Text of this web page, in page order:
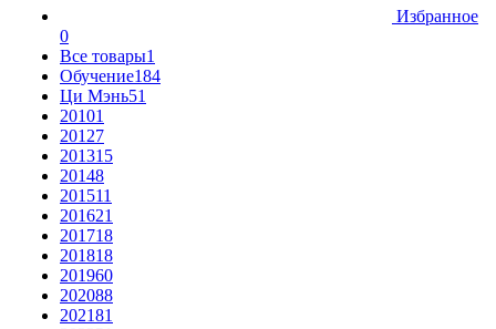
Избранное
0
Все товары1
Обучение184
Ци Мэнь51
20101
20127
201315
20148
201511
201621
201718
201818
201960
202088
202181